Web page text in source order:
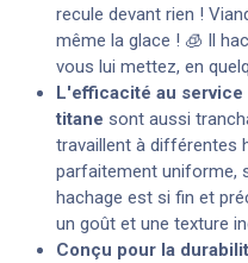
recule devant rien !
même la glace ! 🧊 Il
vous lui mettez, en
L'efficacité au service
titane sont aussi
travaillent à différentes
parfaitement uniforme,
hachage est si fin et
un goût et une texture
Conçu pour la